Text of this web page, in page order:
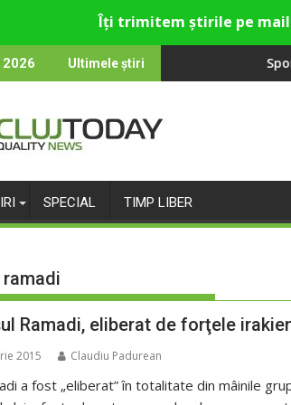
Ultimele știri
din Cluj-Napoca SportinCluj: Cine
SPECIAL TIMP LIBER
ramadi
Ramadi, eliberat de forţele
2015 Claudiu Padurean
a fost „eliberat” în totalitate din mâinile